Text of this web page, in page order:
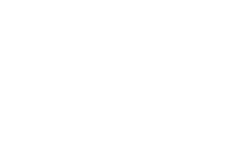
a girar em mim de
Virando-me de